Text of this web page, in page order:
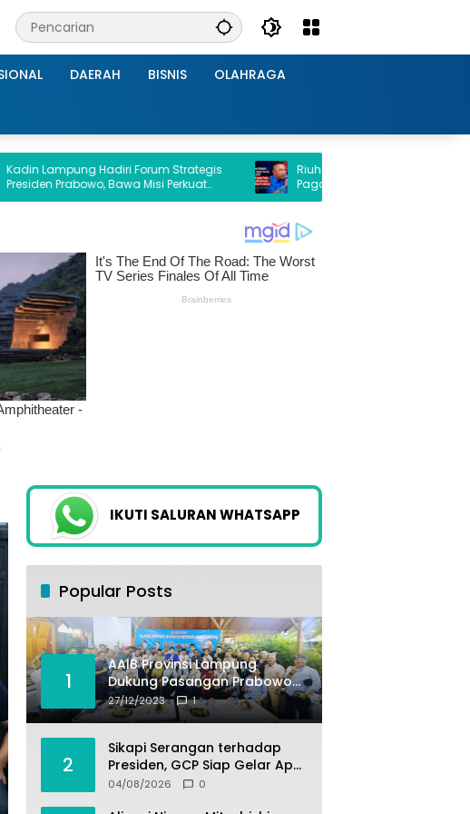
DAERAH BISNIS OLAHRAGA
Hadiri Forum Strategis
Bawa Misi Perkuat
Investasi Daerah
Riuh di Medsos hingga Mal Pasang
Pagar Tinggi, GCP: Isu Elektabilitas
Prabowo Turun Itu Sengaja Ditiupkan!
IKUTI SALURAN WHATSAPP
Popular Posts
1
AAIB Provinsi Lampung
Dukung Pasangan Prabowo-
Gibran
27/12/2023 1
2
Sikapi Serangan terhadap
Presiden, GCP Siap Gelar Apel
Akbar 10 Ribu Massa di
04/08/2026 0